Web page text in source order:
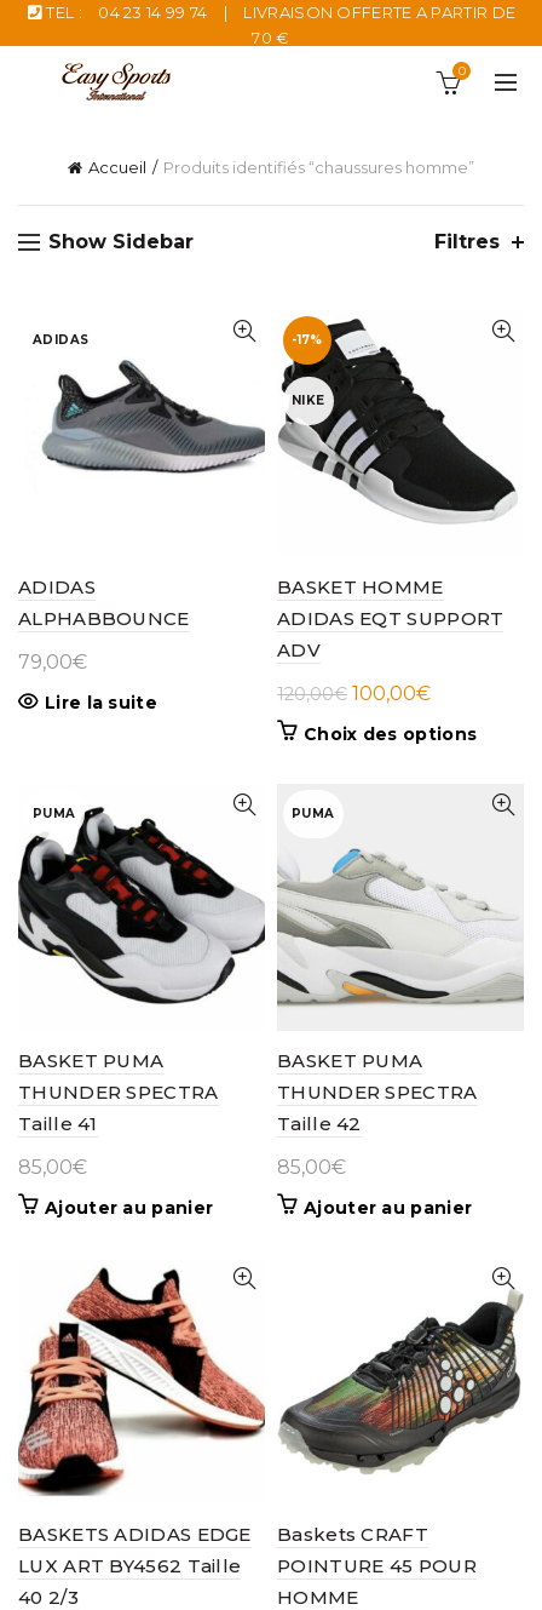
TEL : 04 23 14 99 74 |
LIVRAISON OFFERTE A PARTIR DE
70 €
0
Accueil Produits identifiés “chaussures homme”
Show Sidebar Filtres
ADIDAS
ADIDAS
ALPHABBOUNCE
79,00€
Lire la suite
-17%
NIKE
BASKET HOMME
ADIDAS EQT SUPPORT
ADV
120,00€ Le
prix
100,00€Le
prix
100,00€.
Choix des optionsCe
être
choisies
sur
produit
PUMA
BASKET PUMA
THUNDER SPECTRA
Taille 41
85,00€
Ajouter au panier
PUMA
BASKET PUMA
THUNDER SPECTRA
Taille 42
85,00€
Ajouter au panier
BASKETS ADIDAS EDGE
LUX ART BY4562 Taille
40 2/3
Baskets CRAFT
POINTURE 45 POUR
HOMME